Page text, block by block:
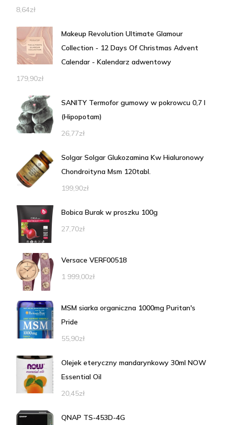
8,64zł
Makeup Revolution Ultimate Glamour
Collection - 12 Days Of Christmas Advent
Calendar - Kalendarz adwentowy
179,90zł
SANITY Termofor gumowy w pokrowcu 0,7 l
(Hipopotam)
26,77zł
Solgar Solgar Glukozamina Kw Hialuronowy
Chondroityna Msm 120tabl.
199,90zł
Bobica Burak w proszku 100g
27,70zł
Versace VERF00518
1 999,00zł
MSM siarka organiczna 1000mg Puritan's
Pride
55,90zł
Olejek eteryczny mandarynkowy 30ml NOW
Essential Oil
20,45zł
QNAP TS-453D-4G